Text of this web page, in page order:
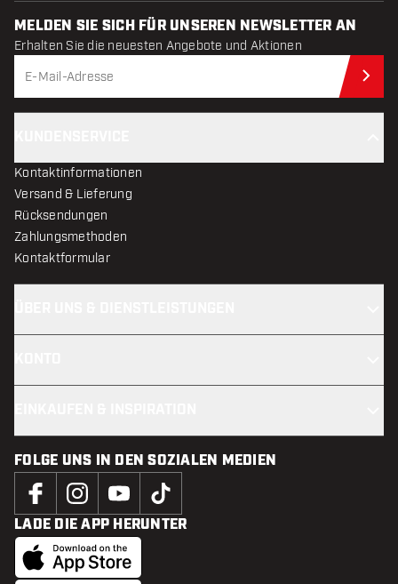
MELDEN SIE SICH FÜR UNSEREN NEWSLETTER AN
Erhalten Sie die neuesten Angebote und Aktionen
Kontaktinformationen
Versand & Lieferung
Rücksendungen
Zahlungsmethoden
Kontaktformular
FOLGE UNS IN DEN SOZIALEN MEDIEN
LADE DIE APP HERUNTER